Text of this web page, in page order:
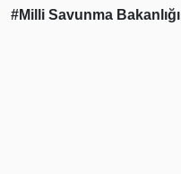
#Milli Savunma Bakanlığı